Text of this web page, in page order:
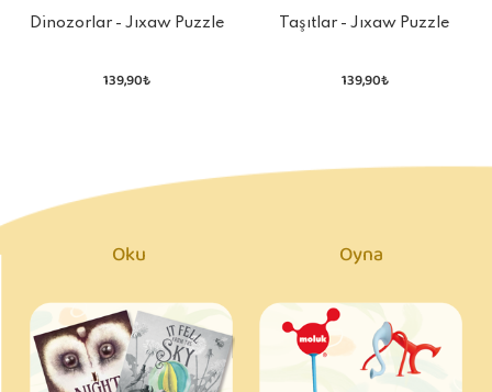
Dinozorlar - Jıxaw Puzzle
139,90₺
Taşıtlar - Jıxaw Puzzle
139,90₺
Oku Oyna